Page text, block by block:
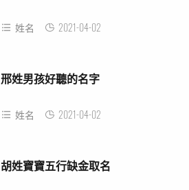
姓名 2021-04-02
邢姓男孩好聽的名字
姓名 2021-04-02
胡姓寶寶五行缺金取名